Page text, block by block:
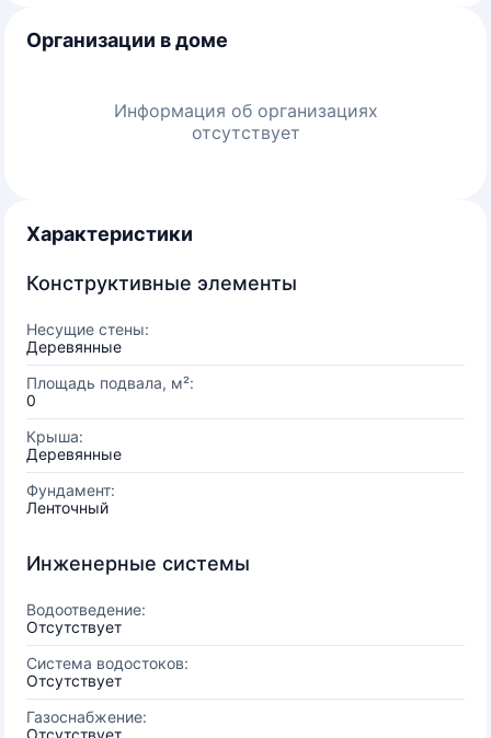
Организации в доме
Информация об организациях
отсутствует
Характеристики
Конструктивные элементы
Несущие стены:
Деревянные
Площадь подвала, м²:
0
Крыша:
Деревянные
Фундамент:
Ленточный
Инженерные системы
Водоотведение:
Отсутствует
Система водостоков:
Отсутствует
Газоснабжение:
Отсутствует